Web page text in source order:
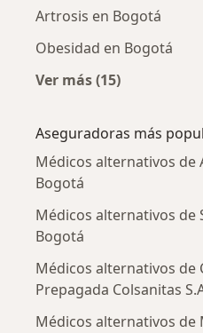
Artrosis en Bogotá
Obesidad en Bogotá
Ver más (15)
Aseguradoras más
Médicos alternativos de
Bogotá
Médicos alternativos de
Bogotá
Médicos alternativos de
Prepagada Colsanitas
Médicos alternativos de